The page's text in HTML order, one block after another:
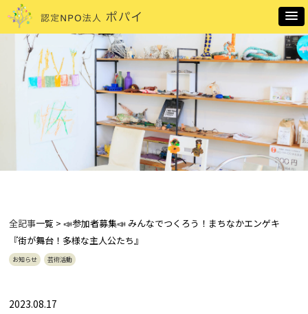
全記事一覧 > 📣参加者募集📣 みんなでつくろう！まちなかエンゲキ
『街が舞台！多様な主人公たち』
お知らせ 芸術活動
2023.08.17